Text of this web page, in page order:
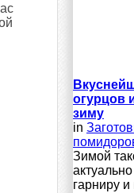
огурцов
зиму
in
Зимой
гарниру